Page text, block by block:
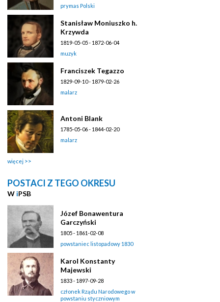
prymas Polski
Stanisław Moniuszko h.
Krzywda
1819-05-05 - 1872-06-04
muzyk
Franciszek Tegazzo
1829-09-10 - 1879-02-26
malarz
Antoni Blank
1785-05-06 - 1844-02-20
malarz
więcej
POSTACI Z TEGO OKRESU
W iPSB
Józef Bonawentura
Garczyński
1805 - 1861-02-08
powstaniec listopadowy 1830
Karol Konstanty
Majewski
1833 - 1897-09-28
członek Rządu Narodowego w
powstaniu styczniowym